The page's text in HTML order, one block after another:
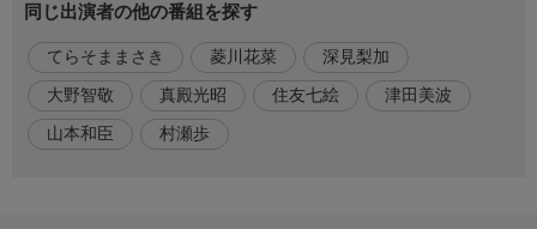
去が明かされる。
出演者
【ララ】菱川花菜
【大津茉里】川石奈奈
【グレイス】深見梨加
同じ出演者の他の番組を探す
てらそままさき 菱川花菜 深見梨加
大野智敬 真殿光昭 住友七絵 津田美波
山本和臣 村瀬歩